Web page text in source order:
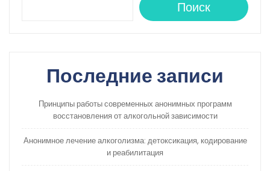
Поиск
Последние записи
Принципы работы современных анонимных программ
восстановления от алкогольной зависимости
Анонимное лечение алкоголизма: детоксикация, кодирование
и реабилитация